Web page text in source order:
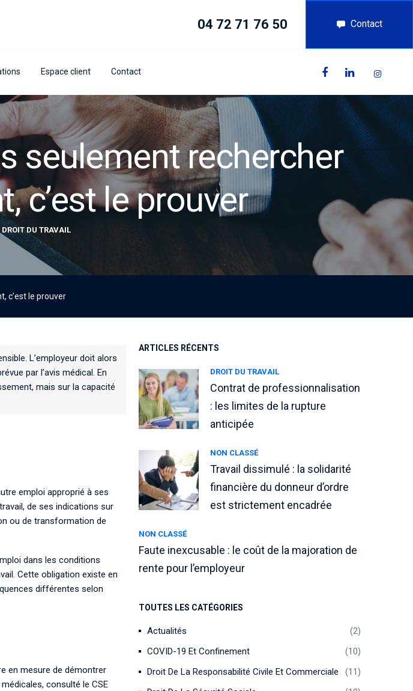
04 72 71 76 50 Contact
Espace client Contact
seulement rechercher
c’est le prouver
DROIT DU TRAVAIL
c’est le prouver
L’employeur doit alors
par l’avis médical. En
mais sur la capacité
emploi approprié à ses
de ses indications sur
ou de transformation de
dans les conditions
Cette obligation existe en
différentes selon
en mesure de démontrer
consulté le CSE
ARTICLES RÉCENTS
DROIT DU TRAVAIL
Contrat de professionnalisation
: les limites de la rupture
anticipée
NON CLASSÉ
Travail dissimulé : la solidarité
financière du donneur d’ordre
est strictement encadrée
NON CLASSÉ
Faute inexcusable : le coût de la majoration de
rente pour l’employeur
TOUTES LES CATÉGORIES
Actualités
2
COVID-19 Et Confinement
10
Droit De La Responsabilité Civile Et Commerciale
11